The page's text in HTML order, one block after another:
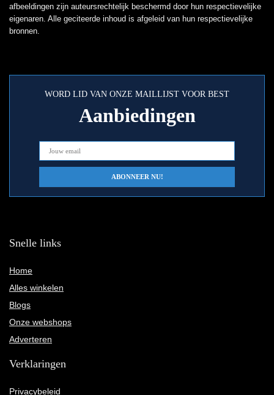
afbeeldingen zijn auteursrechtelijk beschermd door hun respectievelijke
eigenaren. Alle geciteerde inhoud is afgeleid van hun respectievelijke
bronnen.
WORD LID VAN ONZE MAILLIJST VOOR BEST
Aanbiedingen
Snelle links
Home
Alles winkelen
Blogs
Onze webshops
Adverteren
Verklaringen
Privacybeleid